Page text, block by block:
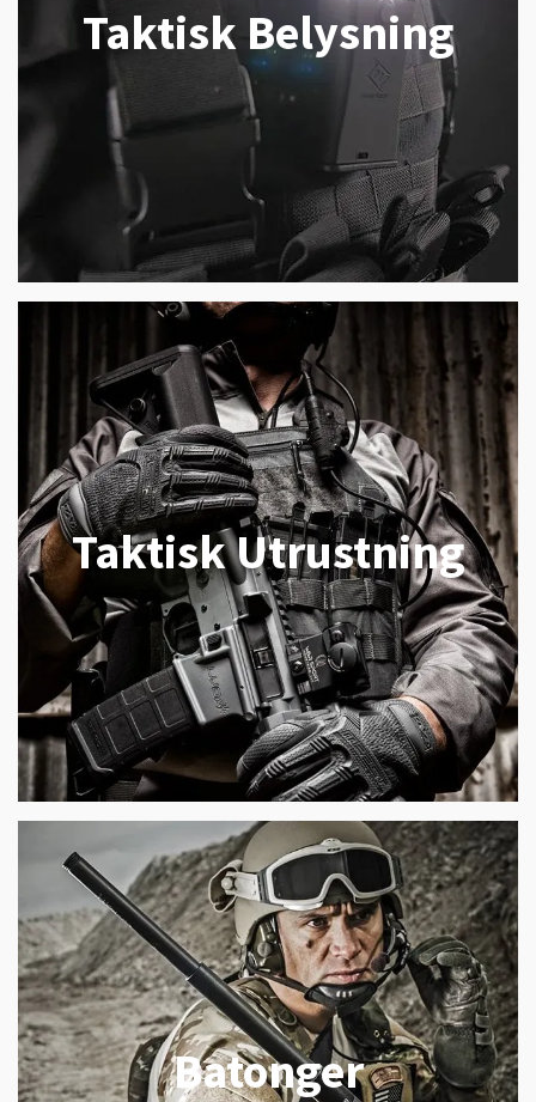
Taktisk Belysning
Taktisk Utrustning
Batonger